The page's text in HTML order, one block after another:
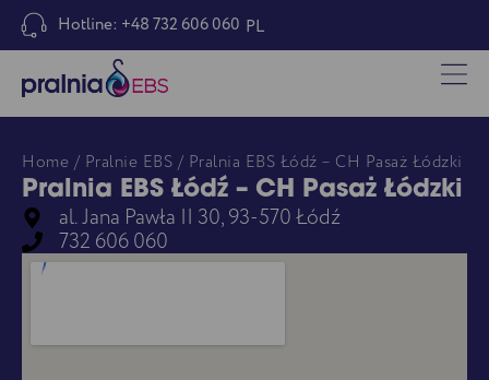
Hotline: +48 732 606 060 PL
Home / Pralnie EBS / Pralnia EBS Łódź – CH Pasaż Łódzki
Pralnia EBS Łódź – CH Pasaż Łódzki
al. Jana Pawła II 30, 93-570 Łódź
732 606 060